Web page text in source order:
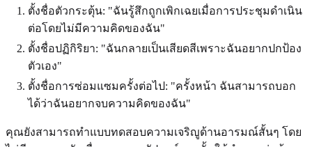
ตั้งชื่อตัวกระตุ้น: "ฉันรู้สึกถูกเพิกเฉยเมื่อการประชุมดำเนิน
ต่อโดยไม่มีความคิดของฉัน"
ตั้งชื่อปฏิกิริยา: "ฉันกลายเป็นเสียดสีเพราะฉันอยากปกป้อง
ตัวเอง"
ตั้งชื่อการซ่อมแซมครั้งต่อไป: "ครั้งหน้า ฉันสามารถบอก
ได้ว่าฉันอยากจบความคิดของฉัน"
คุณยังสามารถทำแบบทดสอบความเจริญูด้านอารมณ์สั้นๆ โดย